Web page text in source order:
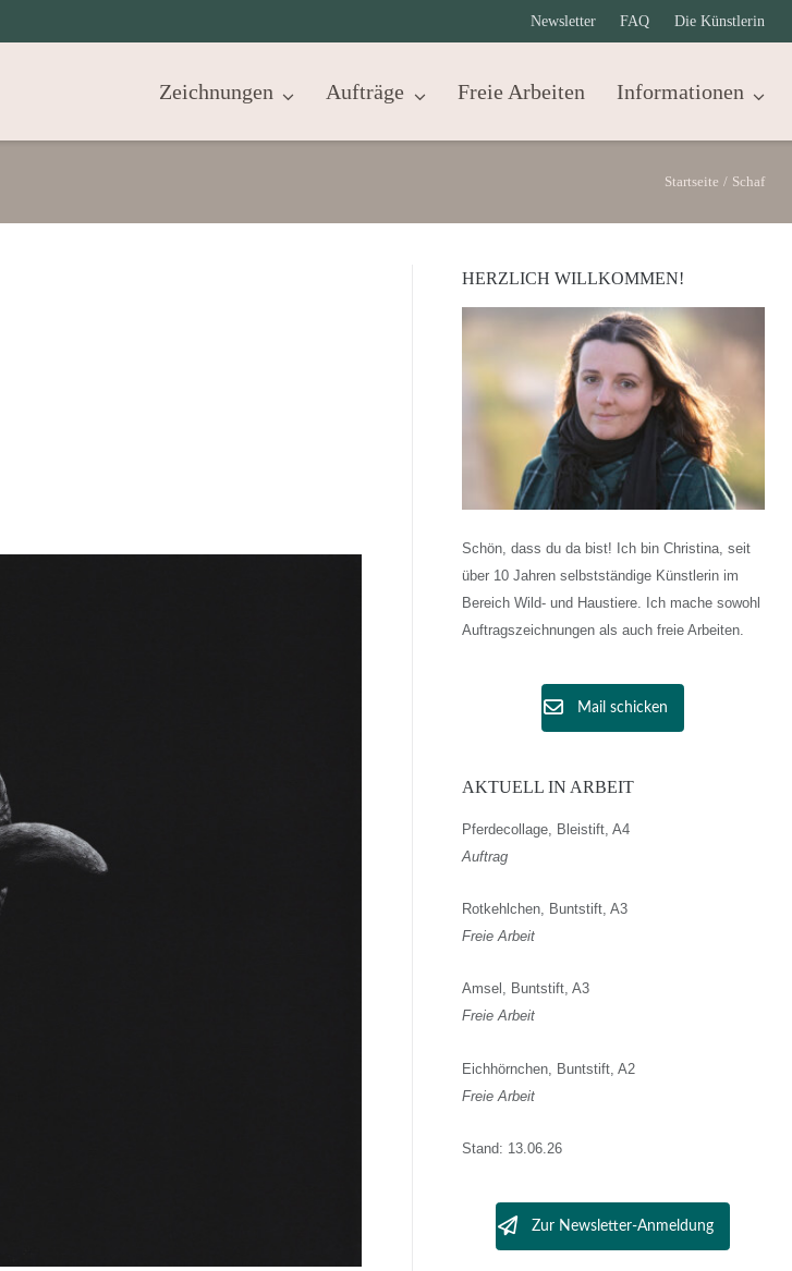
Newsletter FAQ Die Künstlerin
Zeichnungen Aufträge Freie Arbeiten Informationen
Startseite / Schaf
HERZLICH WILLKOMMEN!
Schön, dass du da bist! Ich bin Christina, seit
über 10 Jahren selbstständige Künstlerin im
Bereich Wild- und Haustiere. Ich mache sowohl
Auftragszeichnungen als auch freie Arbeiten.
Mail schicken
AKTUELL IN ARBEIT
Pferdecollage, Bleistift, A4
Auftrag
Rotkehlchen, Buntstift, A3
Freie Arbeit
Amsel, Buntstift, A3
Freie Arbeit
Eichhörnchen, Buntstift, A2
Freie Arbeit
Stand: 13.06.26
Zur Newsletter-Anmeldung